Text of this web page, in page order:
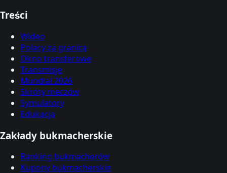
Treści
Wideo
Polacy za granicą
Okno transferowe
Transmisje
Mundial 2026
Skróty meczów
Symulatory
Edukacja
Zakłady bukmacherskie
Ranking bukmacherów
Kupony bukmacherskie